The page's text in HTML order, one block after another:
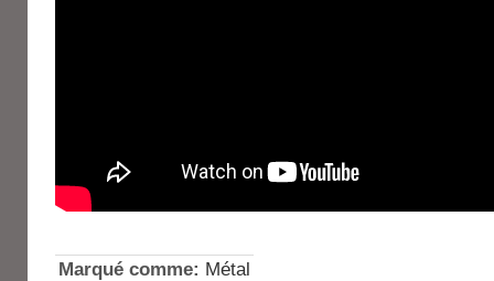
Marqué comme: Métal